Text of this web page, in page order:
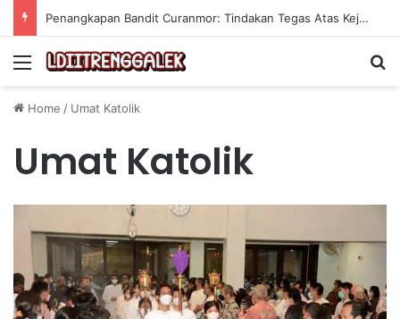
Penangkapan Bandit Curanmor: Tindakan Tegas Atas Kejahatan Sepeda Motor
Menu
Home / Umat Katolik
Umat Katolik